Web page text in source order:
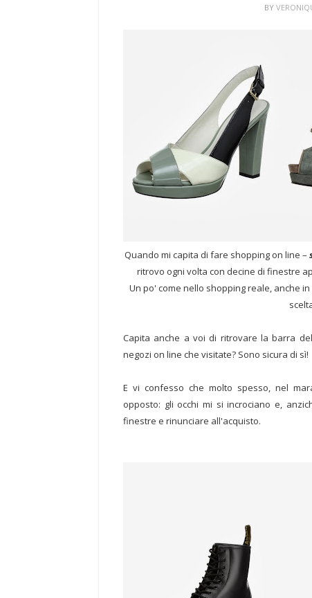
BY
Quando mi capita di fare shopping on line –
ritrovo ogni volta con decine di finestre
Un po' come nello shopping reale, anche
Capita anche a voi di ritrovare la barra
negozi on line che visitate? Sono sicura di sì!
E vi confesso che molto spesso, nel
opposto: gli occhi mi si incrociano e,
finestre e rinunciare all'acquisto.